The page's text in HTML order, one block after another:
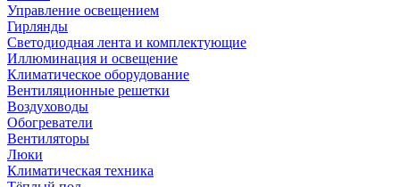
Управление освещением
Гирлянды
Светодиодная лента и комплектующие
Иллюминация и освещение
Климатическое оборудование
Вентиляционные решетки
Воздуховоды
Обогреватели
Вентиляторы
Люки
Климатическая техника